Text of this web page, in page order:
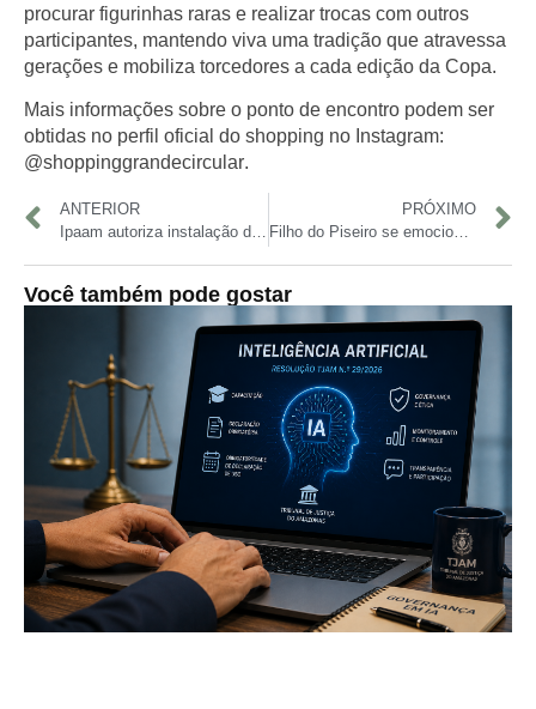
procurar figurinhas raras e realizar trocas com outros
participantes, mantendo viva uma tradição que atravessa
gerações e mobiliza torcedores a cada edição da Copa.
Mais informações sobre o ponto de encontro podem ser
obtidas no perfil oficial do shopping no Instagram:
@shoppinggrandecircular.
ANTERIOR
PRÓXIMO
Filho do Piseiro se emociona com estrutura de show gratuito em Manaus
Você também pode gostar